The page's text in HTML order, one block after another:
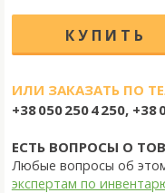
ИЛИ ЗАКАЗАТЬ ПО
+38 050 250 4 250, +38
ЕСТЬ ВОПРОСЫ О
Любые вопросы об
экспертам по